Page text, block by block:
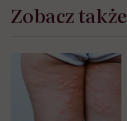
Zobacz także